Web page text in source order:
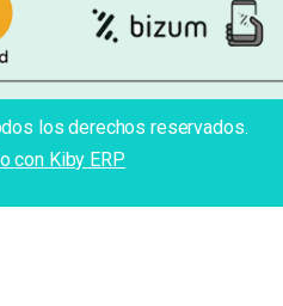
los derechos reservados.
con Kiby ERP